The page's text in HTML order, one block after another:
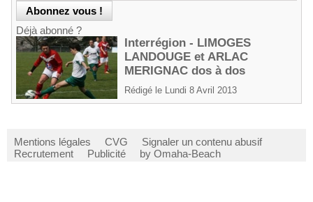
Déjà abonné ?
Interrégion - LIMOGES
LANDOUGE et ARLAC
MERIGNAC dos à dos
Rédigé le Lundi 8 Avril 2013
Mentions légales CVG
Signaler un contenu abusif
Recrutement
Publicité by Omaha-Beach